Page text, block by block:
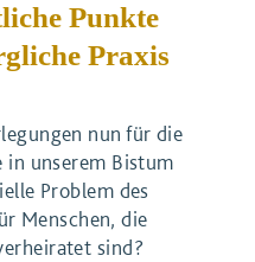
Punkte
Praxis
nun für die
in unserem Bistum
Problem des
Menschen, die
sind?